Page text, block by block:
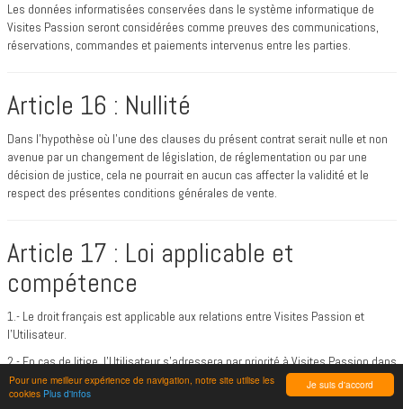
Je suis d'accord
Pour une meilleur expérience de navigation, notre site utilise les
cookies Plus d'infos
Les données informatisées conservées dans le système informatique de
Visites Passion seront considérées comme preuves des communications,
réservations, commandes et paiements intervenus entre les parties.
Article 16 : Nullité
Dans l'hypothèse où l'une des clauses du présent contrat serait nulle et non
avenue par un changement de législation, de réglementation ou par une
décision de justice, cela ne pourrait en aucun cas affecter la validité et le
respect des présentes conditions générales de vente.
Article 17 : Loi applicable et
compétence
1.- Le droit français est applicable aux relations entre Visites Passion et
l’Utilisateur.
2.- En cas de litige, l’Utilisateur s’adressera par priorité à Visites Passion dans
un but de conciliation et de solution amiable. En cas d’échec, seuls les
Tribunaux du ressort de … sont compétents quels que soient les lieux